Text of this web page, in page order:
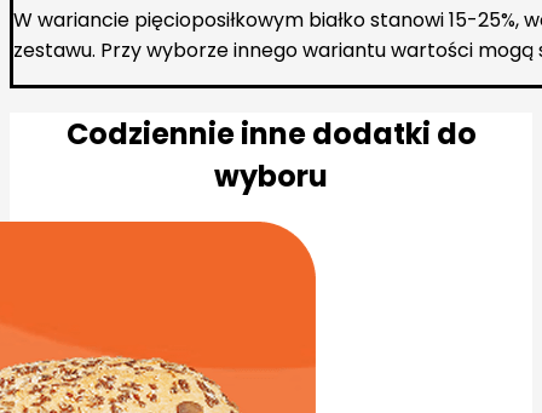
W wariancie pięcioposiłkowym białko stanowi 15-
zestawu. Przy wyborze innego wariantu wartości mogą
Codziennie inne dodatki do
wyboru